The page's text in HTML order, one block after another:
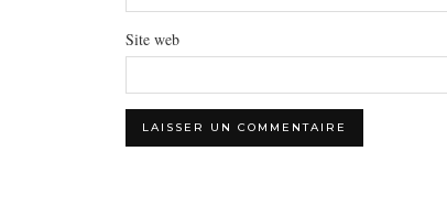
Site web